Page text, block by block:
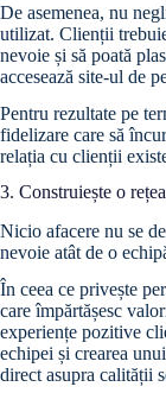
De asemenea, nu
utilizat. Clienții
nevoie și să poată
accesează site-ul de
Pentru rezultate pe
fidelizare care să
relația cu clienții
3. Construiește o
Nicio afacere nu se
nevoie atât de o
În ceea ce privește
care împărtășesc
experiențe pozitive
echipei și crearea
direct asupra calității